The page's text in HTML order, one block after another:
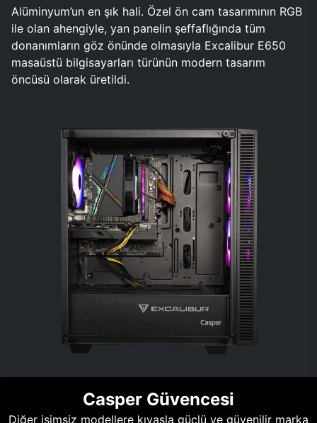
Alüminyum’un en şık hali. Özel ön cam tasarımının RGB
ile olan ahengiyle, yan panelin şeffaflığında tüm
donanımların göz önünde olmasıyla Excalibur E650
masaüstü bilgisayarları türünün modern tasarım
öncüsü olarak üretildi.
Casper Güvencesi
Diğer isimsiz modellere kıyasla güçlü ve güvenilir marka